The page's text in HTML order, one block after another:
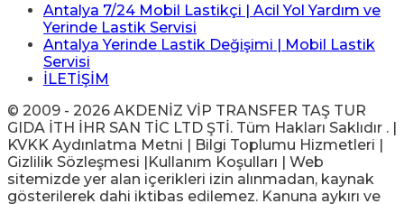
Antalya 7/24 Mobil Lastikçi | Acil Yol Yardım ve
Yerinde Lastik Servisi
Antalya Yerinde Lastik Değişimi | Mobil Lastik
Servisi
İLETİŞİM
© 2009 - 2026 AKDENİZ VİP TRANSFER TAŞ TUR
GIDA İTH İHR SAN TİC LTD ŞTİ. Tüm Hakları Saklıdır . |
KVKK Aydınlatma Metni | Bilgi Toplumu Hizmetleri |
Gizlilik Sözleşmesi |Kullanım Koşulları | Web
sitemizde yer alan içerikleri izin alınmadan, kaynak
gösterilerek dahi iktibas edilemez. Kanuna aykırı ve